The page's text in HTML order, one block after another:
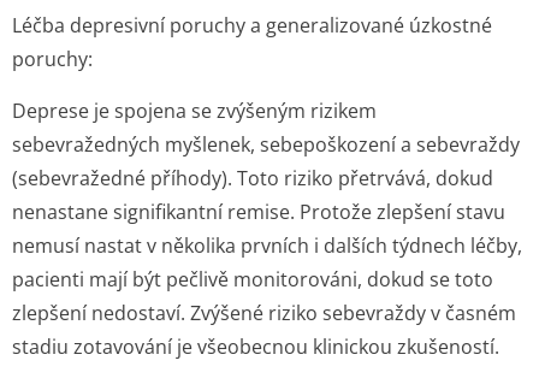
Léčba depresivní poruchy a generalizované úzkostné
poruchy:
Deprese je spojena se zvýšeným rizikem
sebevražedných myšlenek, sebepoškození a sebevraždy
(sebevražedné příhody). Toto riziko přetrvává, dokud
nenastane signifikantní remise. Protože zlepšení stavu
nemusí nastat v několika prvních i dalších týdnech léčby,
pacienti mají být pečlivě monitorováni, dokud se toto
zlepšení nedostaví. Zvýšené riziko sebevraždy v časném
stadiu zotavování je všeobecnou klinickou zkušeností.